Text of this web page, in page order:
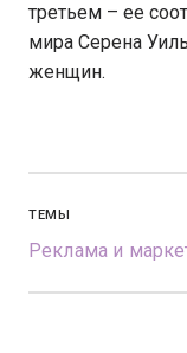
третьем – ее
мира Серена
женщин.
ТЕМЫ
Реклама и